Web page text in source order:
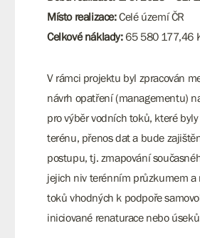
Místo realizace:Celé území ČR
Celkové náklady:65 580 177,46
V rámci projektu byl zpracován
návrh opatření (managementu)
pro výběr vodních toků, které
terénu, přenos dat a bude
postupu, tj. zmapování
jejich niv terénním průzkumem
toků vhodných k podpoře
iniciované renaturace nebo